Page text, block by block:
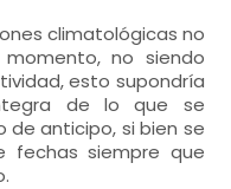
climatológicas no
no siendo
esto supondría
de lo que se
anticipo, si bien se
fechas siempre que